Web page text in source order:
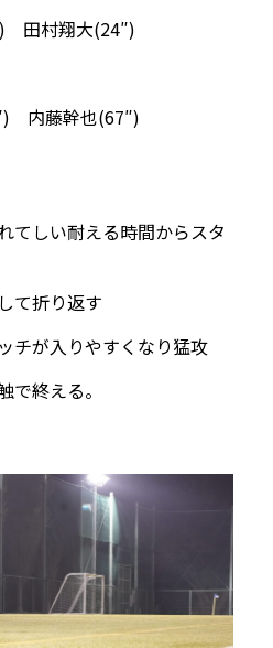
田村翔大(24″)
内藤幹也(67″)
てしい耐える時間からスタ
て折り返す
チが入りやすくなり猛攻
で終える。